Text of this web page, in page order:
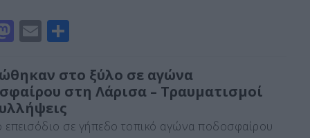
M
st
o
d
E
ai
l
ρ
α
σ
στο ξύλο σε αγώνα
στη Λάρισα – Τραυματισμοί
σε γήπεδο τοπικό αγώνα ποδοσφαίρου